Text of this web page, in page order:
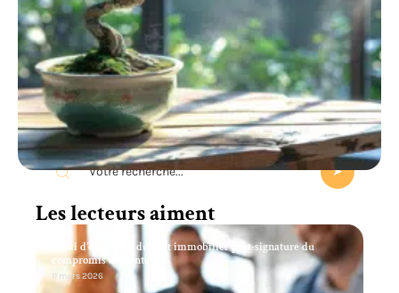
Recherche
Les lecteurs aiment
Délai d’obtention du prêt immobilier post-signature du
compromis de vente
11 mars 2026